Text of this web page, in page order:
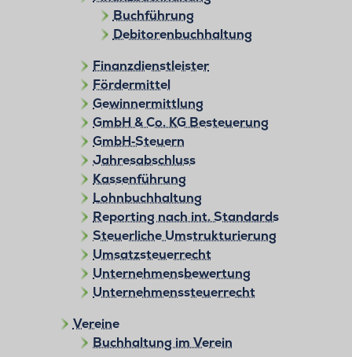
Buchführung
Debitorenbuchhaltung
Finanzdienstleister
Fördermittel
Gewinnermittlung
GmbH & Co. KG Besteuerung
GmbH‑Steuern
Jahresabschluss
Kassenführung
Lohnbuchhaltung
Reporting nach int. Standards
Steuerliche Umstrukturierung
Umsatzsteuerrecht
Unternehmensbewertung
Unternehmenssteuerrecht
Vereine
Buchhaltung im Verein